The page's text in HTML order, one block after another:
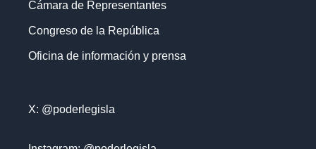
Cámara de Representantes
Congreso de la República
Oficina de información y prensa
X: @poderlegisla